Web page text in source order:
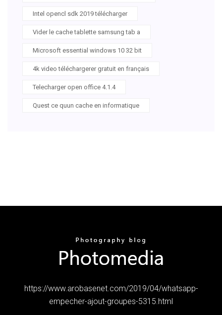
Intel opencl sdk 2019 télécharger
Vider le cache tablette samsung tab a
Microsoft essential windows 10 32 bit
4k video téléchargerer gratuit en français
Telecharger open office 4.1.4
Quest ce quun cache en informatique
https://www.arobasenet.com/2019/04/whatsapp-
empecher-ajout-groupes-5315.html